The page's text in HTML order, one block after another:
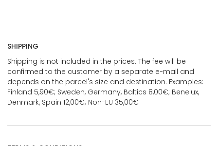
SHIPPING
Shipping is not included in the prices. The fee will be
confirmed to the customer by a separate e-mail and
depends on the parcel's size and destination. Examples:
Finland 5,90€; Sweden, Germany, Baltics 8,00€; Benelux,
Denmark, Spain 12,00€; Non-EU 35,00€